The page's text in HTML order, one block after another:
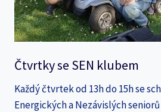
Čtvrtky se SEN klubem
Každý čtvrtek od 13h do 15h se
Energických a Nezávislých